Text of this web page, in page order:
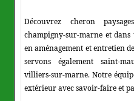
Découvrez cheron
champigny-sur-marne et dans
en aménagement et entretien
servons également saint-
villiers-sur-marne. Notre
extérieur avec savoir-faire et